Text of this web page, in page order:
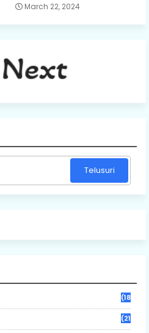
March 22, 2024
(184)
(21)